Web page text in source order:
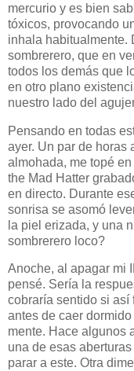
mercurio y es bien
tóxicos, provocando
inhala habitualmente.
sombrerero, que en
todos los demás que
en otro plano
nuestro lado del
Pensando en todas
ayer. Un par de horas
almohada, me topé
the Mad Hatter
en directo. Durante
sonrisa se asomó
la piel erizada, y una
sombrerero loco?
Anoche, al apagar mi
pensé. Sería la
cobraría sentido si así
antes de caer
mente. Hace algunos
una de esas
parar a este. Otra